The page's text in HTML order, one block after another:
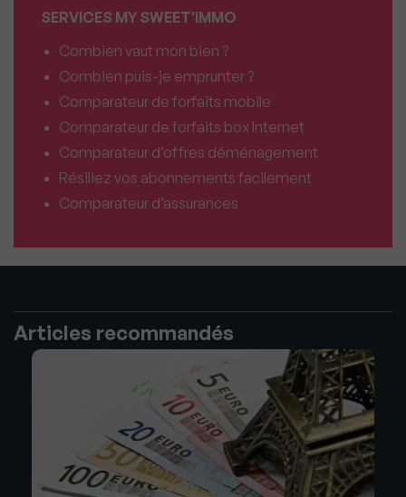
SERVICES MY SWEET'IMMO
Combien vaut mon bien ?
Combien puis-je emprunter ?
Comparateur de forfaits mobile
Comparateur de forfaits box Internet
Comparateur d’offres déménagement
Résiliez vos abonnements facilement
Comparateur d’assurances
Articles recommandés